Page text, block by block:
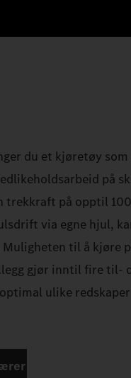
du et kjøretøy
på
trekkraft på opptil
via egne hjul,
Muligheten til å kjøre
gjør inntil fire til-
ulike